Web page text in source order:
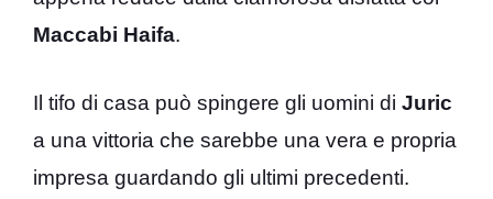
Maccabi Haifa.
Il tifo di casa può spingere gli uomini di Juric
a una vittoria che sarebbe una vera e propria
impresa guardando gli ultimi precedenti.